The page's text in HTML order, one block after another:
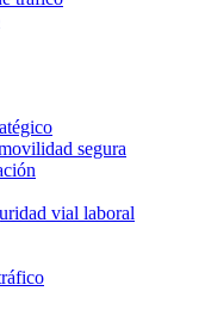
segura
vial laboral